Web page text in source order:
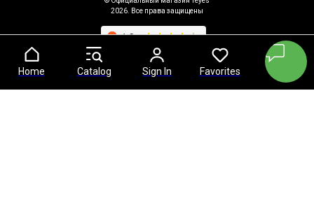
Home Catalog Sign In Favorites
Home Catalog Sign In Favorites
2026. Все права защищены